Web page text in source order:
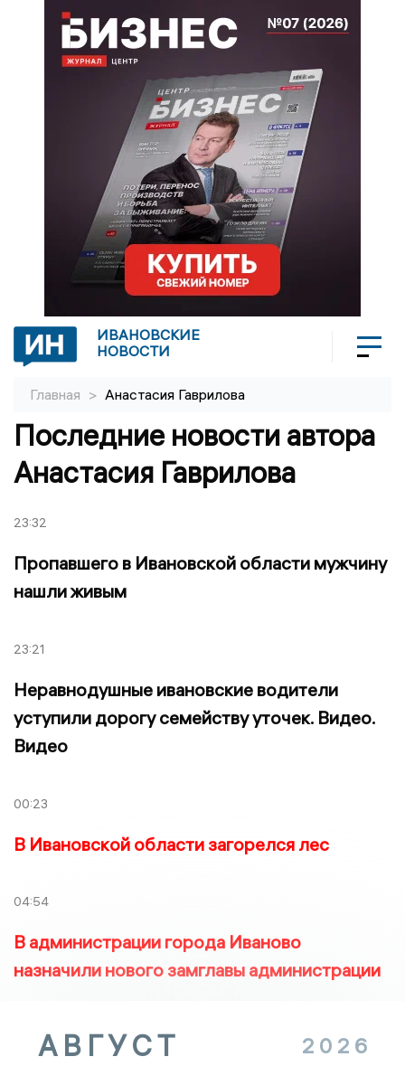
ИВАНОВСКИЕ
НОВОСТИ
Главная > Анастасия Гаврилова
Последние новости автора
Анастасия Гаврилова
23:32
Пропавшего в Ивановской области мужчину
нашли живым
23:21
Неравнодушные ивановские водители
уступили дорогу семейству уточек. Видео.
Видео
00:23
В Ивановской области загорелся лес
04:54
В администрации города Иваново
назначили нового замглавы администрации
АВГУСТ 2026